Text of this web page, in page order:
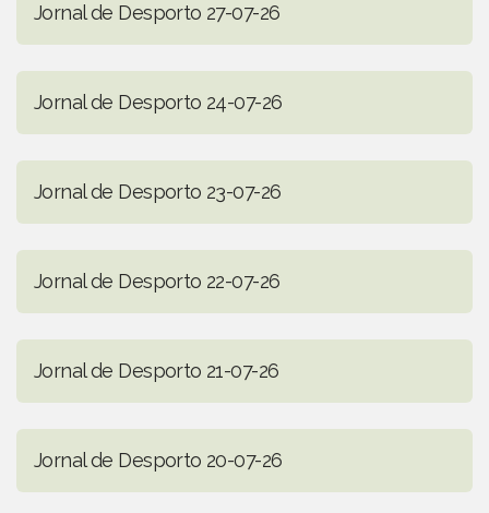
Jornal de Desporto 27-07-26
Jornal de Desporto 24-07-26
Jornal de Desporto 23-07-26
Jornal de Desporto 22-07-26
Jornal de Desporto 21-07-26
Jornal de Desporto 20-07-26